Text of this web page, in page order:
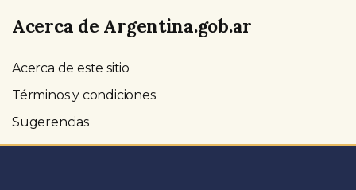
Acerca de Argentina.gob.ar
Acerca de este sitio
Términos y condiciones
Sugerencias